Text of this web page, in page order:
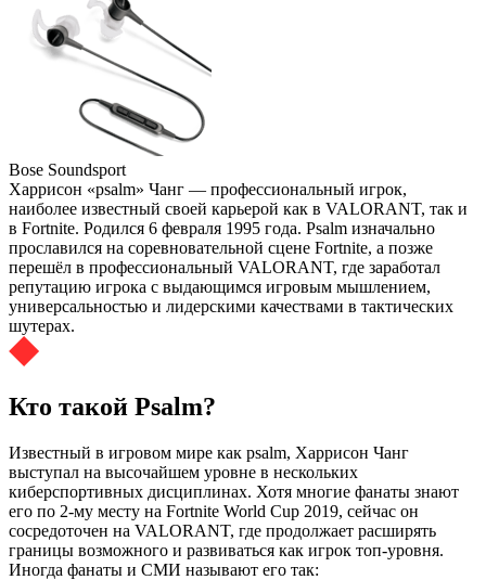
Bose Soundsport
Харрисон «psalm» Чанг — профессиональный игрок,
наиболее известный своей карьерой как в VALORANT, так и
в Fortnite. Родился 6 февраля 1995 года. Psalm изначально
прославился на соревновательной сцене Fortnite, а позже
перешёл в профессиональный VALORANT, где заработал
репутацию игрока с выдающимся игровым мышлением,
универсальностью и лидерскими качествами в тактических
шутерах.
Кто такой Psalm?
Известный в игровом мире как psalm, Харрисон Чанг
выступал на высочайшем уровне в нескольких
киберспортивных дисциплинах. Хотя многие фанаты знают
его по 2-му месту на Fortnite World Cup 2019, сейчас он
сосредоточен на VALORANT, где продолжает расширять
границы возможного и развиваться как игрок топ-уровня.
Иногда фанаты и СМИ называют его так: